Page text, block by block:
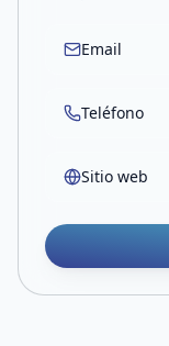
Email
Teléfono
Sitio web